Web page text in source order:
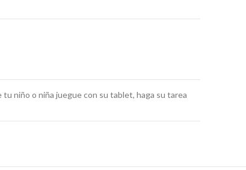
tu niño o niña juegue con su tablet, haga su tarea